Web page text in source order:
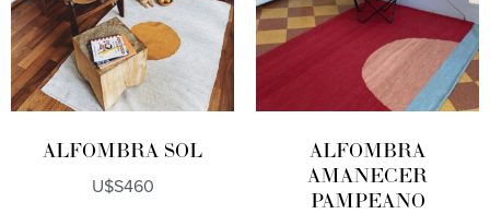
ALFOMBRA SOL
U$S460
ALFOMBRA
AMANECER
PAMPEANO